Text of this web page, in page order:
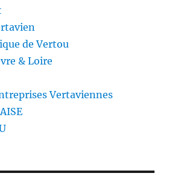
de Vertou
& Loire
Vertaviennes